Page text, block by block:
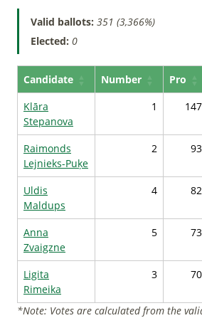
Valid ballots: 351 (3,366%)
Elected: 0
Candidate Number Pro
Klāra
Stepanova
1 147
Raimonds
Lejnieks-Puķe
2 93
Uldis
Maldups
4 82
Anna
Zvaigzne
5 73
Ligita
Rimeika
3 70
*Note: Votes are calculated from the